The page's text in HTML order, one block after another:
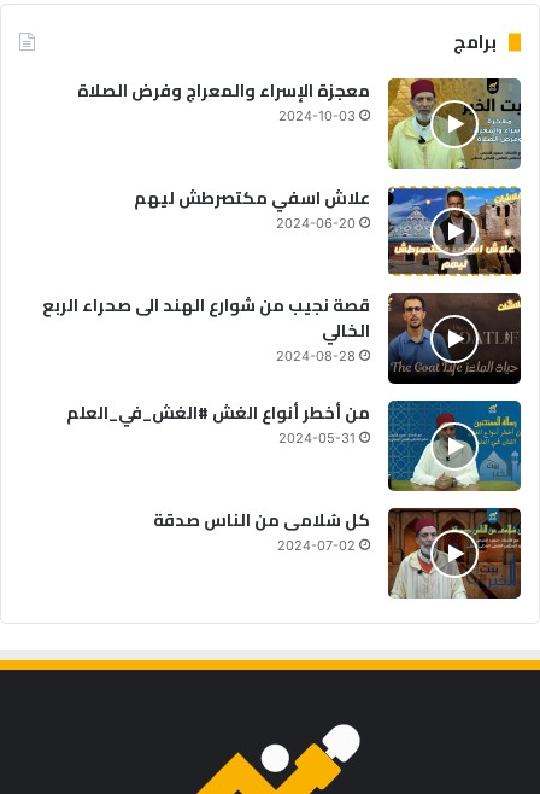
برامج
معجزة الإسراء والمعراج وفرض الصلاة
2024-10-03
علاش اسفي مكتصرطش ليهم
2024-06-20
قصة نجيب من شوارع الهند الى صحراء الربع
الخالي
2024-08-28
من أخطر أنواع الغش #الغش_في_العلم
2024-05-31
كل سُلامى من الناس صدقة
2024-07-02